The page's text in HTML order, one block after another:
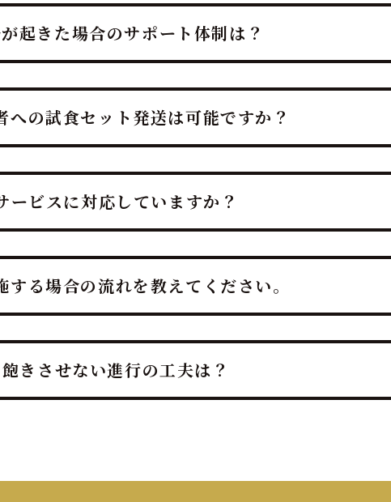
起きた場合のサポート体制は？
高の試食体験を同時に実現でき、鮪達人は「観るエンタメ」と
ングで生マグロを実食し、究極の「ライブ＆イート」体験と一体
への試食セット発送は可能ですか？
最大の魅力は、ライブ視聴と最高の試食体験を同時に実現でき
贅沢」を融合させた、ホテルレベルのおもてなしをご提供します
ービスに対応していますか？
トに合わせ各種配信サービスに柔軟に対応し、実績も豊富です
聞かせください。
する場合の流れを教えてください。
て「豪快さと贅沢」を共有できる、鮪達人の新しいエンターテ
ノウハウで実現します。
きさせない進行の工夫は？